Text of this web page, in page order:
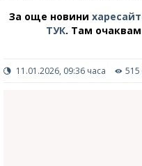
За още новини
ТУК. Там
11.01.2026, 09:36 часа 515